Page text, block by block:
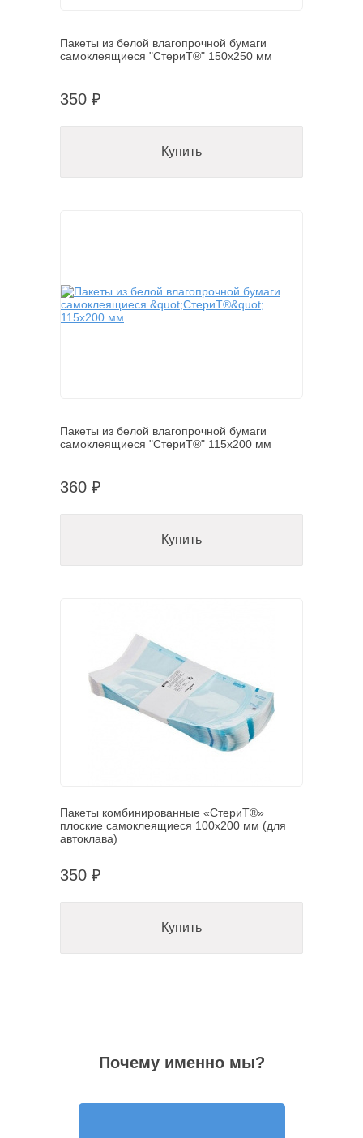
Пакеты из белой влагопрочной бумаги
самоклеящиеся "СтериТ®" 150х250 мм
350 ₽
Купить
Пакеты из белой влагопрочной бумаги
самоклеящиеся "СтериТ®" 115х200 мм
360 ₽
Купить
Пакеты комбинированные «СтериТ®»
плоские самоклеящиеся 100х200 мм (для
автоклава)
350 ₽
Купить
Почему именно мы?